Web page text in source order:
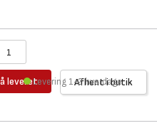
leveret Afhent i butik
Levering 1-2 hverdage